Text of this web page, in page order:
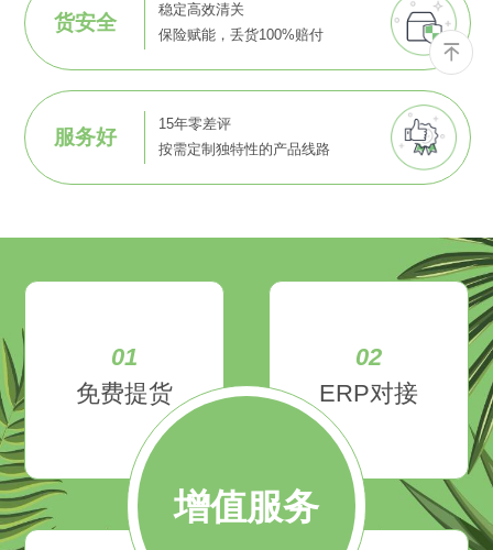
货安全
稳定高效清关
保险赋能，丢货100%赔付
服务好
15年零差评
按需定制独特性的产品线路
增值服务
01
免费提货
02
ERP对接